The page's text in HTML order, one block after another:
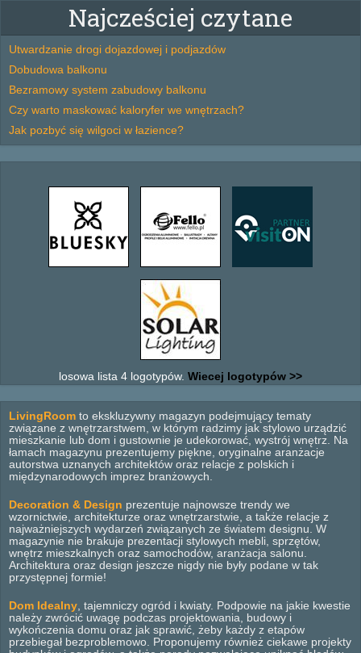
Najcześciej czytane
Utwardzanie drogi dojazdowej i podjazdów
Dobudowa balkonu
Bezramowy system zabudowy balkonu
Czy warto maskować kaloryfer we wnętrzach?
Jak pozbyć się wilgoci w łazience?
losowa lista 4 logotypów. Wiecej logotypów >>
LivingRoom to ekskluzywny magazyn podejmujący tematy
związane z wnętrzarstwem, w którym radzimy jak stylowo urządzić
mieszkanie lub dom i gustownie je udekorować, wystrój wnętrz. Na
łamach magazynu prezentujemy piękne, oryginalne aranżacje
autorstwa uznanych architektów oraz relacje z polskich i
międzynarodowych imprez branżowych.
Decoration & Design prezentuje najnowsze trendy we
wzornictwie, architekturze oraz wnętrzarstwie, a także relacje z
najważniejszych wydarzeń związanych ze światem designu. W
magazynie nie brakuje prezentacji stylowych mebli, sprzętów,
wnętrz mieszkalnych oraz samochodów, aranżacja salonu.
Architektura oraz design jeszcze nigdy nie były podane w tak
przystępnej formie!
Dom Idealny , tajemniczy ogród i kwiaty. Podpowie na jakie kwestie
należy zwrócić uwagę podczas projektowania, budowy i
wykończenia domu oraz jak sprawić, żeby każdy z etapów
przebiegał bezproblemowo. Proponujemy również ciekawe projekty